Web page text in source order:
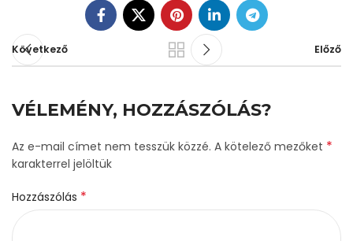
Következő Előző
VÉLEMÉNY, HOZZÁSZÓLÁS?
Az e-mail címet nem tesszük közzé. A kötelező mezőket *
karakterrel jelöltük
Hozzászólás *